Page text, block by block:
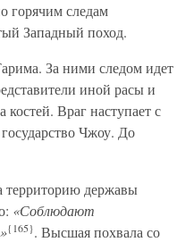
горячим следам
Западный поход.
За ними следом идет
иной расы и
Враг наступает с
Чжоу. До
территорию державы
«Соблюдают
{165}. Высшая похвала со